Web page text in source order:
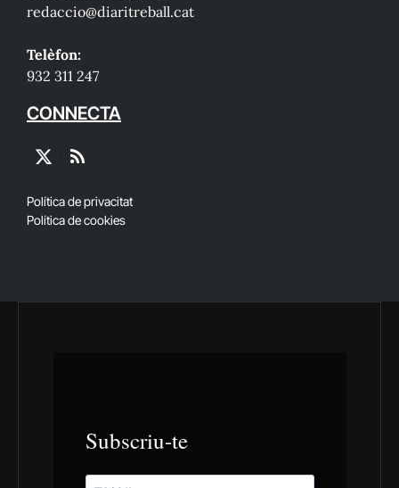
redaccio@diaritreball.cat
Telèfon:
932 311 247
CONNECTA
X
RSS
Política de privacitat
Política de cookies